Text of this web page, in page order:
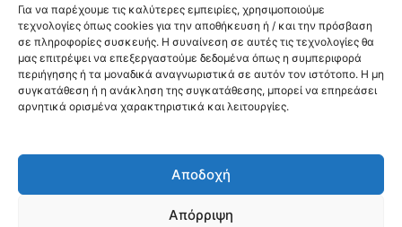
Για να παρέχουμε τις καλύτερες εμπειρίες, χρησιμοποιούμε
τεχνολογίες όπως cookies για την αποθήκευση ή / και την πρόσβαση
σε πληροφορίες συσκευής. Η συναίνεση σε αυτές τις τεχνολογίες θα
μας επιτρέψει να επεξεργαστούμε δεδομένα όπως η συμπεριφορά
περιήγησης ή τα μοναδικά αναγνωριστικά σε αυτόν τον ιστότοπο. Η μη
συγκατάθεση ή η ανάκληση της συγκατάθεσης, μπορεί να επηρεάσει
αρνητικά ορισμένα χαρακτηριστικά και λειτουργίες.
Αποδοχή
Απόρριψη
ΠΑΝΟΡΑΜΙΚΕΣ /
ΚΕΦΑΛΟΜΕΤΡΙΚΕΣ
ΚΑΘΗΜΕΡΙΝΑ
ΧΩΡΙΣ
ΡΑΝΤΕΒΟΥ
07:00-14:00
ΜΙΚΡΟΒΙΟΛΟΓΙΚΟ
ΕΡΓΑΣΤΗΡΙΟ
ΚΑΘΗΜΕΡΙΝΑ
ΧΩΡΙΣ
@2026 3ype.gr All rights reserved
Θεσσαλονίκη, ΕλλάδαΤηλ: +30 2311 226 200